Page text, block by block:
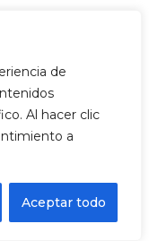
de
Al hacer clic
a
Aceptar todo